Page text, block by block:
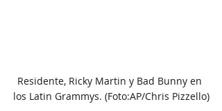
Residente, Ricky Martin y Bad Bunny en
los Latin Grammys. (Foto:AP/Chris Pizzello)